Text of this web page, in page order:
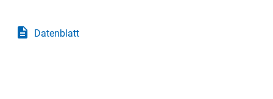
description Datenblatt